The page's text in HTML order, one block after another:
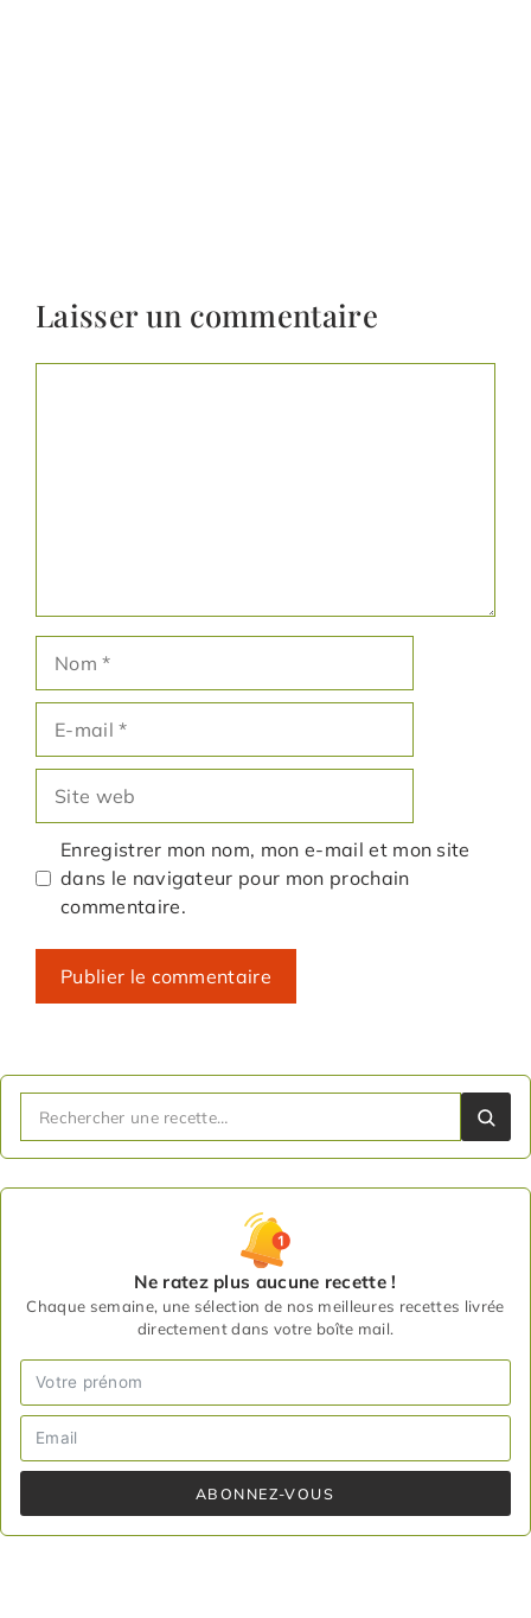
Laisser un commentaire
mail
web
Enregistrer mon nom, mon e-mail et mon site
dans le navigateur pour mon prochain
commentaire.
Ne ratez plus aucune recette !
Chaque semaine, une sélection de nos meilleures recettes livrée
directement dans votre boîte mail.
ABONNEZ-VOUS